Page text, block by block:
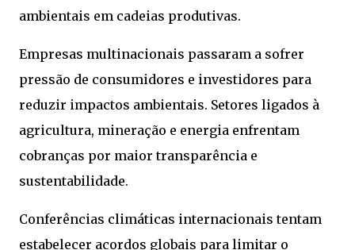
ambientais em cadeias produtivas.
Empresas multinacionais passaram a sofrer
pressão de consumidores e investidores para
reduzir impactos ambientais. Setores ligados à
agricultura, mineração e energia enfrentam
cobranças por maior transparência e
sustentabilidade.
Conferências climáticas internacionais tentam
estabelecer acordos globais para limitar o